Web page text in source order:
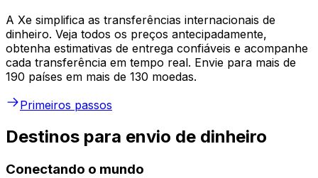
A Xe simplifica as transferências internacionais de
dinheiro. Veja todos os preços antecipadamente,
obtenha estimativas de entrega confiáveis e acompanhe
cada transferência em tempo real. Envie para mais de
190 países em mais de 130 moedas.
Primeiros passos
Destinos para envio de dinheiro
Conectando o mundo